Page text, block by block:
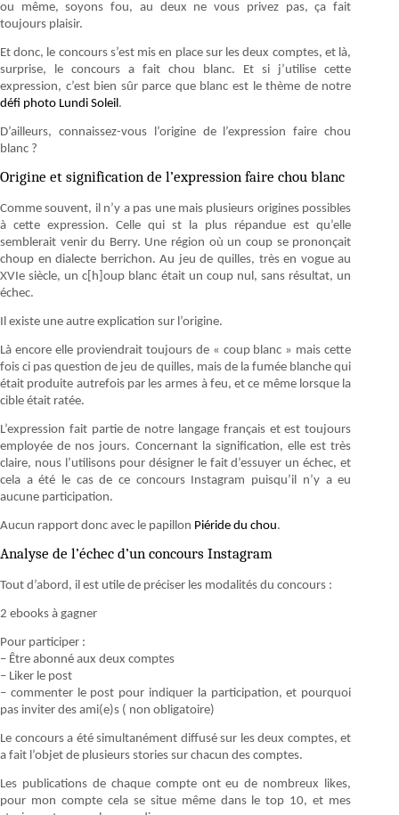
ou même, soyons fou, au deux ne vous privez pas, ça fait
toujours plaisir.
Et donc, le concours s’est mis en place sur les deux comptes, et là,
surprise, le concours a fait chou blanc. Et si j’utilise cette
expression, c’est bien sûr parce que blanc est le thème de notre
défi photo Lundi Soleil.
D’ailleurs, connaissez-vous l’origine de l’expression faire chou
blanc ?
Origine et signification de l’expression faire chou blanc
Comme souvent, il n’y a pas une mais plusieurs origines possibles
à cette expression. Celle qui st la plus répandue est qu’elle
semblerait venir du Berry. Une région où un coup se prononçait
choup en dialecte berrichon. Au jeu de quilles, très en vogue au
XVIe siècle, un c[h]oup blanc était un coup nul, sans résultat, un
échec.
Il existe une autre explication sur l’origine.
Là encore elle proviendrait toujours de « coup blanc » mais cette
fois ci pas question de jeu de quilles, mais de la fumée blanche qui
était produite autrefois par les armes à feu, et ce même lorsque la
cible était ratée.
L’expression fait partie de notre langage français et est toujours
employée de nos jours. Concernant la signification, elle est très
claire, nous l’utilisons pour désigner le fait d’essuyer un échec, et
cela a été le cas de ce concours Instagram puisqu’il n’y a eu
aucune participation.
Aucun rapport donc avec le papillon Piéride du chou.
Analyse de l’échec d’un concours Instagram
Tout d’abord, il est utile de préciser les modalités du concours :
2 ebooks à gagner
Pour participer :
– Être abonné aux deux comptes
– Liker le post
– commenter le post pour indiquer la participation, et pourquoi
pas inviter des ami(e)s ( non obligatoire)
Le concours a été simultanément diffusé sur les deux comptes, et
a fait l’objet de plusieurs stories sur chacun des comptes.
Les publications de chaque compte ont eu de nombreux likes,
pour mon compte cela se situe même dans le top 10, et mes